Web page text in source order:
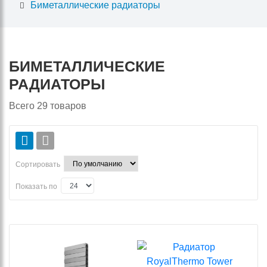
Биметаллические радиаторы
БИМЕТАЛЛИЧЕСКИЕ
РАДИАТОРЫ
Всего 29 товаров
Сортировать
Показать по